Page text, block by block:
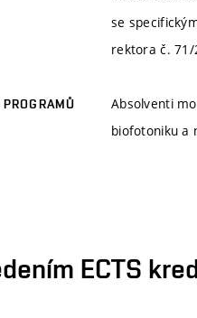
se
rektora č. 71/
Absolventi
biofotoniku a
ECTS